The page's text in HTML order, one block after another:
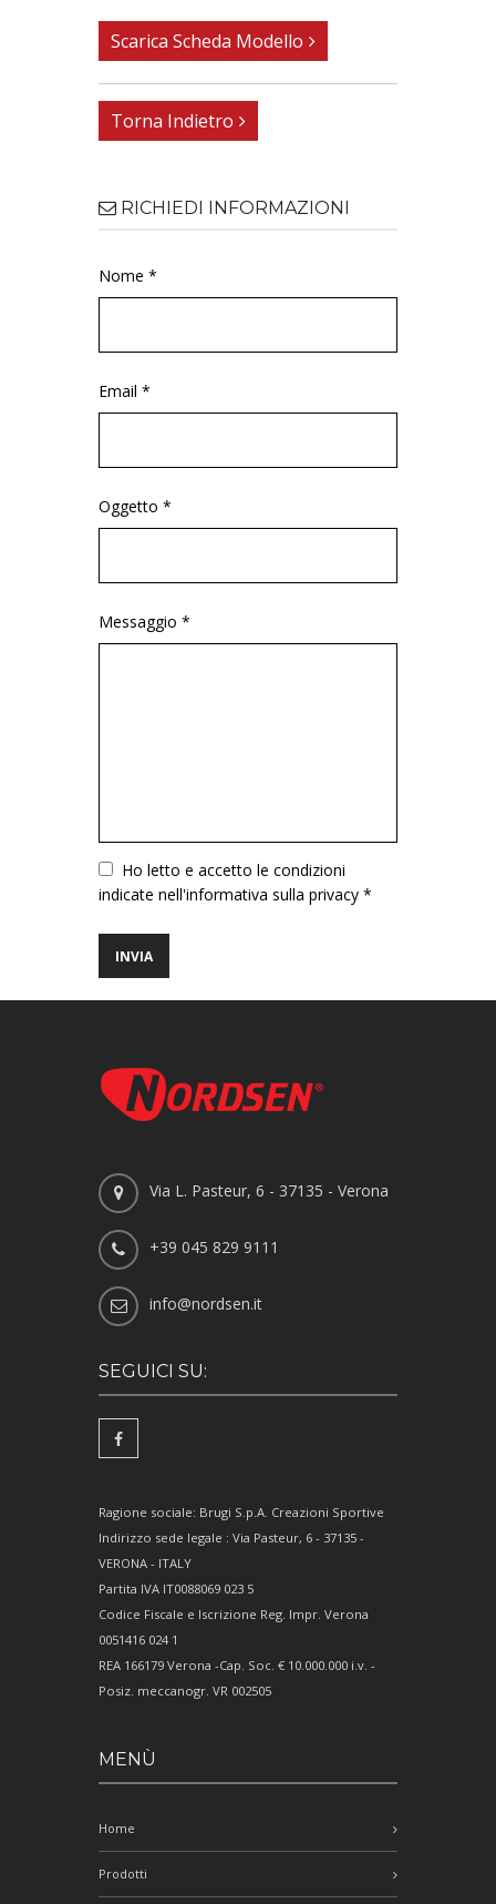
Scarica Scheda Modello
Torna Indietro
RICHIEDI INFORMAZIONI
Nome *
Email *
Oggetto *
Messaggio *
VuotoHo letto e accetto le condizioni
indicate nell'informativa sulla privacy *
Via L. Pasteur, 6 - 37135 - Verona
+39 045 829 9111
info@nordsen.it
SEGUICI SU:
Ragione sociale: Brugi S.p.A. Creazioni Sportive
Indirizzo sede legale : Via Pasteur, 6 - 37135 -
VERONA - ITALY
Partita IVA IT0088069 023 5
Codice Fiscale e Iscrizione Reg. Impr. Verona
0051416 024 1
REA 166179 Verona -Cap. Soc. € 10.000.000 i.v. -
Posiz. meccanogr. VR 002505
MENÙ
Home
Prodotti